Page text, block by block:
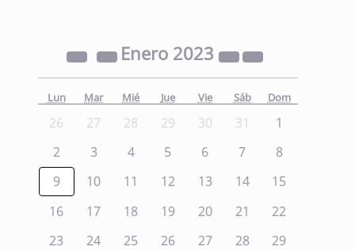
Enero 2023
Lun Mar Mié Jue Vie Sáb Dom
26 27 28 29 30 31
1
2
3 4 5 6 7
8
9
10 11 12 13 14
15
16
17 18 19 20 21
22
23
24 25 26 27 28
29